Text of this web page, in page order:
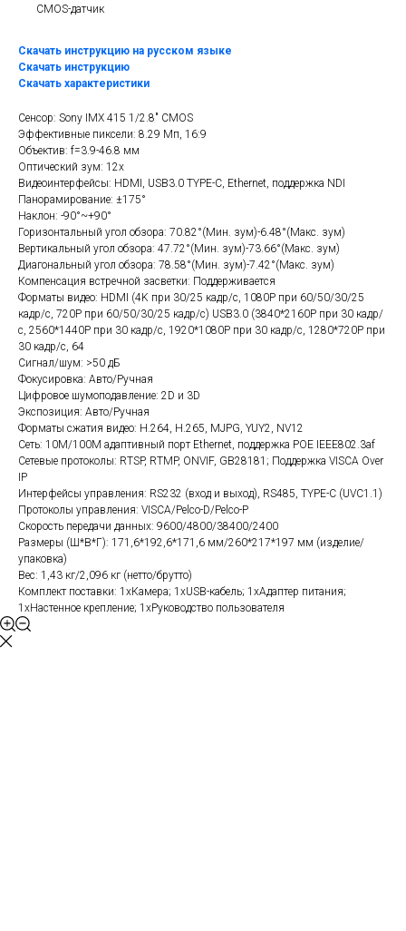
CMOS-датчик
Скачать инструкцию на русском языке
Скачать инструкцию
Скачать характеристики
Сенсор: Sony IMX 415 1/2.8" CMOS
Эффективные пиксели: 8.29 Мп, 16:9
Объектив: f=3.9-46.8 мм
Оптический зум: 12х
Видеоинтерфейсы: HDMI, USB3.0 TYPE-C, Ethernet, поддержка NDI
Панорамирование: ±175°
Наклон: -90°~+90°
Горизонтальный угол обзора: 70.82°(Мин. зум)-6.48°(Макс. зум)
Вертикальный угол обзора: 47.72°(Мин. зум)-73.66°(Макс. зум)
Диагональный угол обзора: 78.58°(Мин. зум)-7.42°(Макс. зум)
Компенсация встречной засветки: Поддерживается
Форматы видео: HDMI (4K при 30/25 кадр/с, 1080P при 60/50/30/25
кадр/с, 720P при 60/50/30/25 кадр/с) USB3.0 (3840*2160P при 30 кадр/
с, 2560*1440P при 30 кадр/с, 1920*1080P при 30 кадр/с, 1280*720P при
30 кадр/с, 64
Сигнал/шум: >50 дБ
Фокусировка: Авто/Ручная
Цифровое шумоподавление: 2D и 3D
Экспозиция: Авто/Ручная
Форматы сжатия видео: H.264, H.265, MJPG, YUY2, NV12
Сеть: 10M/100M адаптивный порт Ethernet, поддержка POE IEEE802.3af
Сетевые протоколы: RTSP, RTMP, ONVIF, GB28181; Поддержка VISCA Over
IP
Интерфейсы управления: RS232 (вход и выход), RS485, TYPE-C (UVC1.1)
Протоколы управления: VISCA/Pelco-D/Pelco-P
Скорость передачи данных: 9600/4800/38400/2400
Размеры (Ш*В*Г): 171,6*192,6*171,6 мм/260*217*197 мм (изделие/
упаковка)
Вес: 1,43 кг/2,096 кг (нетто/брутто)
Комплект поставки: 1xКамера; 1xUSB-кабель; 1xАдаптер питания;
1xНастенное крепление; 1xРуководство пользователя